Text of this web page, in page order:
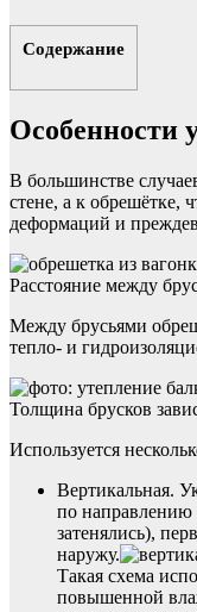
Содержание
Особенности
В большинстве
стене, а к обрешётке,
деформаций и
Расстояние между
Между брусьями
тепло- и
Толщина брусков
Используется
Вертикальная.
по направлению
затенялись),
наружу.
Такая схема
повышенной